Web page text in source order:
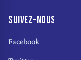
SUIVEZ-NOUS
Facebook